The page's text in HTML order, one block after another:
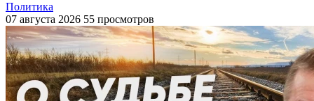
Политика
07 августа 2026 55 просмотров